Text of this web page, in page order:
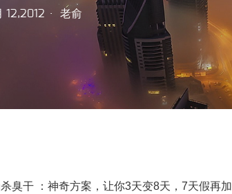
12,2012 老俞
臭干 ：神奇方案，让你3天变8天，7天假再